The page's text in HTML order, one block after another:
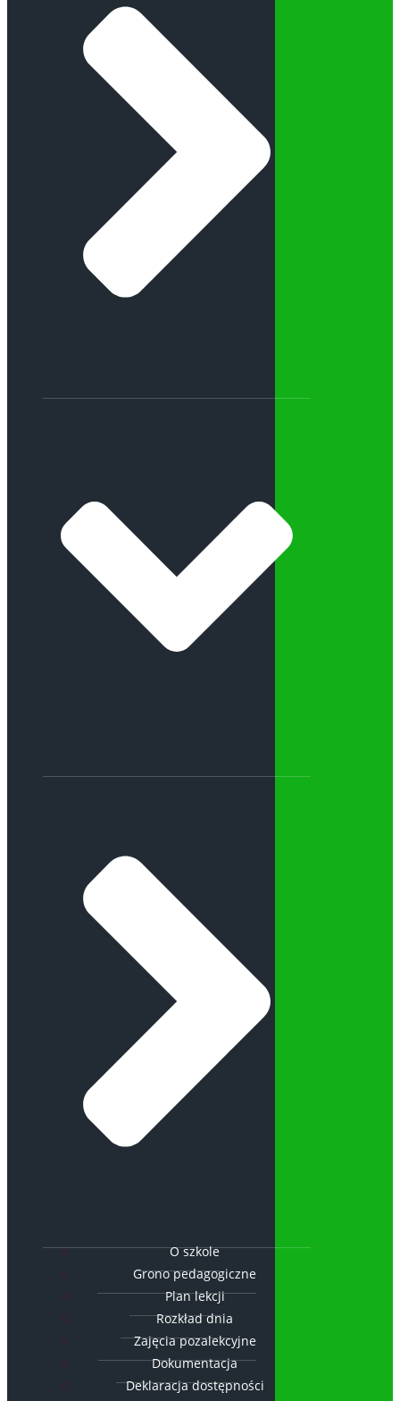
O szkole
Grono pedagogiczne
Plan lekcji
Rozkład dnia
Zajęcia pozalekcyjne
Dokumentacja
Deklaracja dostępności